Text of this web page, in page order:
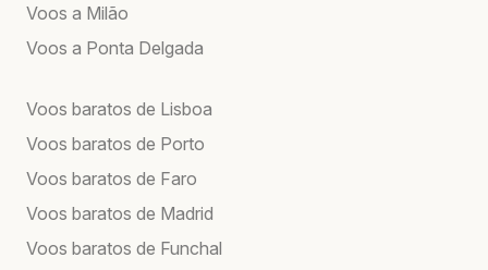
Voos a Milão
Voos a Ponta Delgada
Voos baratos de Lisboa
Voos baratos de Porto
Voos baratos de Faro
Voos baratos de Madrid
Voos baratos de Funchal